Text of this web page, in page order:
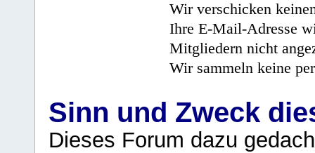
Wir verschicken
Ihre E-Mail-Adresse
Mitgliedern nicht
Wir sammeln keine
Sinn und Zweck
Dieses Forum dazu